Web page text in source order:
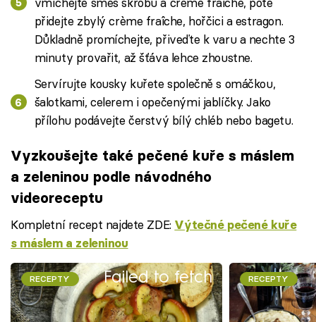
přidejte zbylý crème fraîche, hořčici a estragon.
Důkladně promíchejte, přiveďte k varu a nechte 3
minuty provařit, až šťáva lehce zhoustne.
Servírujte kousky kuřete společně s omáčkou,
šalotkami, celerem i opečenými jablíčky. Jako
přílohu podávejte čerstvý bílý chléb nebo bagetu.
Vyzkoušejte také pečené kuře s máslem
a zeleninou podle návodného
videoreceptu
Kompletní recept najdete ZDE: Výtečné pečené kuře
s máslem a zeleninou
Failed to fetch
RECEPTY RECEPTY